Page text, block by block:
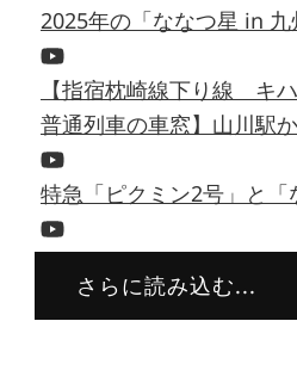
2025年の「ななつ星 in 九
【指宿枕崎線下り線 キ
普通列車の車窓】山川駅
特急「ピクミン2号」と「
さらに読み込む...